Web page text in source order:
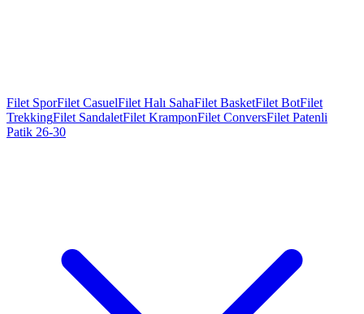
Filet SporFilet CasuelFilet Halı SahaFilet BasketFilet BotFilet
TrekkingFilet SandaletFilet KramponFilet ConversFilet Patenli
Patik 26-30